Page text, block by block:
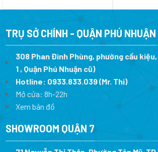
là:
tại
76.993.000 ₫.
là:
TRỤ SỞ CHÍNH - QUẬN PHÚ NHUẬN
308 Phan Đình Phùng, phường cầu kiệu,
1 , Quận Phú Nhuận cũ)
Hotline: 0933.833.039(Mr. Thi)
Mở cửa: 8h-22h
Xem bản đồ
SHOWROOM QUẬN 7